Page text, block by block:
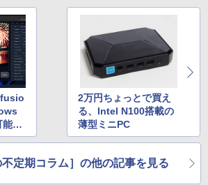
能に
2万円ちょっとで買え
る、Intel N100搭載の
薄型ミニPC
不定期コラム］の他の記事を見る